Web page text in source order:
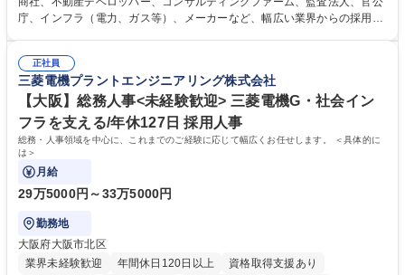
す。総合職として入社いただき、下記いずれかの部門でご活躍いただきま
ート・ナレッジ業務 ※それぞれの業務内容に関しては、別途その他労働条
件備考欄に記載 募集職種 【総合職/ポテンシャル採用(第2新卒)】投融資一
体型のソリューション提案
庁、インフラ（電力、ガス等）、メーカーなど、幅広い業界からの採用実
く高い志を併せもった人材を求めています。ポテンシャル採用（第2新
卒）では、金融業界での経験や知識を問いません。新たな時代を見据え
て、複雑化する社会課題の解決に向けて先鞭をつける役割を担いたい、と
いう気概をお持ちの方を心待ちにしています。 学歴・資格 学歴：大学院
大学 語学力： 資格：
正社員
三菱電機プラントエンジニアリング株式会社
【大阪】総務人事<未経験歓迎> 三菱電機G・社会イン
フラを支える/年休127日 採用人事
総務・人事領域を中心に、これまでのご経験に応じて幅広くお任せします。 ＜具体的に
は＞
月給
29万5000円～33万5000円
勤務地
大阪府大阪市北区
業界未経験歓迎
年間休日120日以上 資格取得支援あり